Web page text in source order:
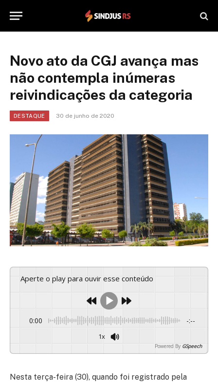
Novo ato da CGJ avança mas
não contempla inúmeras
reivindicações da categoria
DESTAQUE 30 de junho de 2020
Aperte o play para ouvir esse conteúdo
0:00 -:--
1x
Powered By GSpeech
Nesta terça-feira (30), quando foi registrado pela